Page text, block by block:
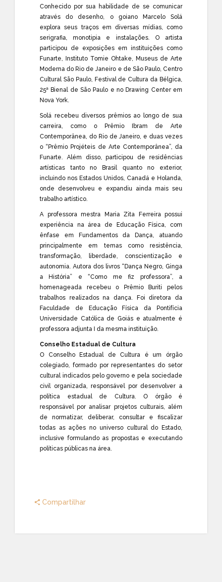
Conhecido por sua habilidade de se comunicar
através do desenho, o goiano Marcelo Solá
explora seus traços em diversas mídias, como
serigrafia, monotipia e instalações. O artista
participou de exposições em instituições como
Funarte, Instituto Tomie Ohtake, Museus de Arte
Moderna do Rio de Janeiro e de São Paulo, Centro
Cultural São Paulo, Festival de Cultura da Bélgica,
25ª Bienal de São Paulo e no Drawing Center em
Nova York.
Solá recebeu diversos prêmios ao longo de sua
carreira, como o Prêmio Ibram de Arte
Contemporânea, do Rio de Janeiro, e duas vezes
o “Prêmio Projéteis de Arte Contemporânea”, da
Funarte. Além disso, participou de residências
artísticas tanto no Brasil quanto no exterior,
incluindo nos Estados Unidos, Canadá e Holanda,
onde desenvolveu e expandiu ainda mais seu
trabalho artístico.
A professora mestra Maria Zita Ferreira possui
experiência na área de Educação Física, com
ênfase em Fundamentos da Dança, atuando
principalmente em temas como resistência,
transformação, liberdade, conscientização e
autonomia. Autora dos livros “Dança Negro, Ginga
a História” e “Como me fiz professora”, a
homenageada recebeu o Prêmio Buriti pelos
trabalhos realizados na dança. Foi diretora da
Faculdade de Educação Física da Pontifícia
Universidade Católica de Goiás e atualmente é
professora adjunta I da mesma instituição.
Conselho Estadual de Cultura
O Conselho Estadual de Cultura é um órgão
colegiado, formado por representantes do setor
cultural indicados pelo governo e pela sociedade
civil organizada, responsável por desenvolver a
política estadual de Cultura. O órgão é
responsável por analisar projetos culturais, além
de normatizar, deliberar, consultar e fiscalizar
todas as ações no universo cultural do Estado,
inclusive formulando as propostas e executando
políticas públicas na área.
Compartilhar